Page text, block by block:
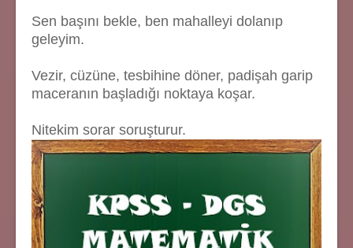
Sen başını bekle, ben mahalleyi dolanıp
geleyim.
Vezir, cüzüne, tesbihine döner, padişah garip
maceranın başladığı noktaya koşar.
Nitekim sorar soruşturur.